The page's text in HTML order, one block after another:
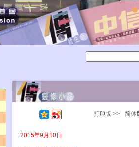
打印版 >>
简体
2015年9月10日